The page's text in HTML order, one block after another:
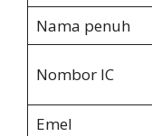
Nama penuh
Nombor IC
Emel